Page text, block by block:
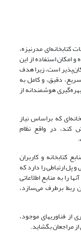
پی آن کتابخانه2 یا خدمات کتابخانه‌ای مدرنیزه،
امکان استفاده از این
است، زیرا هدف
دقیق، و کامل به
هوشمندانه از
که براساس نیاز
کند، در واقع نظام
کتابخانه و کاربران
پل ارتباطی را دارد که
را به منابع اطلاعاتی
ربط برطرف می‌سازد،
از فناوریهای موجود،
مراجعان بگشاید.